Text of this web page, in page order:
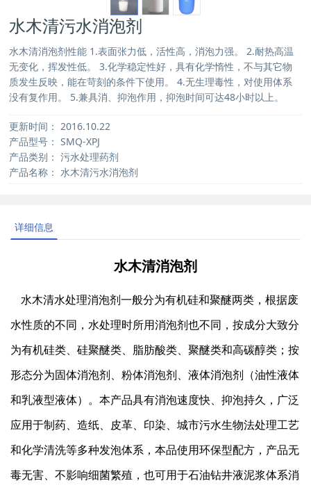
水木清污水消泡剂
水木清消泡剂性能 1.表面张力低，活性高，消泡力强。 2.耐热高温
无变化，挥发性低。 3.化学稳定性好，具有化学惰性，不与其它物
质发生反映，能在苛刻的条件下使用。 4.无生理毒性，对使用体系
没有复作用。 5.兼具消、抑泡作用，抑泡时间可达48小时以上。
更新时间： 2016.10.22
产品型号： SMQ-XPJ
产品类别： 污水处理药剂
产品名称： 水木清污水消泡剂
详细信息
水木清消泡剂
水木清水处理消泡剂一般分为有机硅和聚醚两类，根据废
水性质的不同，水处理时所用消泡剂也不同，按成分大致分
为有机硅类、硅聚醚类、脂肪酸类、聚醚类和高碳醇类；按
形态分为固体消泡剂、粉体消泡剂、液体消泡剂（油性液体
和乳液型液体）。本产品具有消泡速度快、抑泡持久，广泛
应用于制药、造纸、皮革、印染、城市污水生物法处理工艺
和化学清洗等多种发泡体系，本品使用环保型配方，产品无
毒无害、不影响细菌繁殖，也可用于石油钻井液泥浆体系消